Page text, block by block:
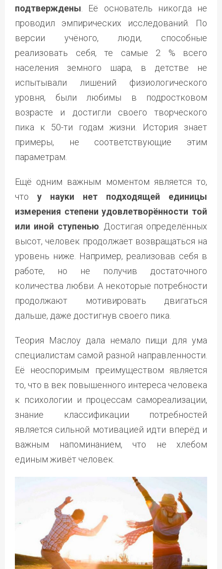
подтверждены . Её основатель никогда не
проводил эмпирических исследований. По
версии учёного, люди, способные
реализовать себя, те самые 2 % всего
населения земного шара, в детстве не
испытывали лишений физиологического
уровня, были любимы в подростковом
возрасте и достигли своего творческого
пика к 50-ти годам жизни. История знает
примеры, не соответствующие этим
параметрам.
Ещё одним важным моментом является то,
что у науки нет подходящей единицы
измерения степени удовлетворённости той
или иной ступенью . Достигая определённых
высот, человек продолжает возвращаться на
уровень ниже. Например, реализовав себя в
работе, но не получив достаточного
количества любви. А некоторые потребности
продолжают мотивировать двигаться
дальше, даже достигнув своего пика.
Теория Маслоу дала немало пищи для ума
специалистам самой разной направленности.
Её неоспоримым преимуществом является
то, что в век повышенного интереса человека
к психологии и процессам самореализации,
знание классификации потребностей
является сильной мотивацией идти вперёд и
важным напоминанием, что не хлебом
единым живёт человек.